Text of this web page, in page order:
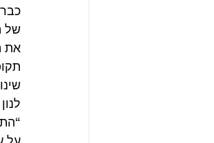
Albumשל
את